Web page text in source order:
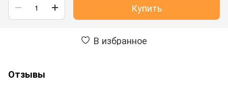
Купить
В избранное
Отзывы